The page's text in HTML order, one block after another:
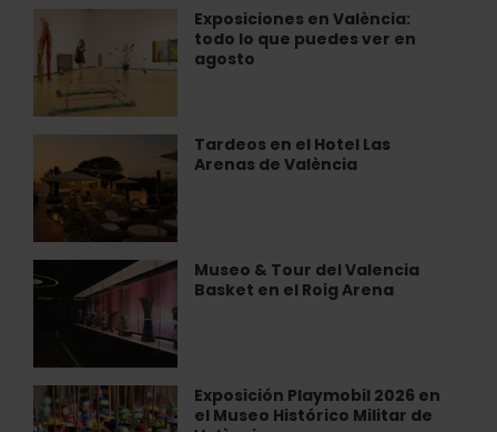
parque
acuático
WOW
Exposiciones en València:
todo lo que puedes ver en
agosto
Exposiciones
en
València:
todo
lo
que
puedes
ver
en
agosto
Tardeos en el Hotel Las
Arenas de València
en
el
Hotel
Las
Arenas
de
València
Museo & Tour del Valencia
Basket en el Roig Arena
Museo
&
Valencia
Basket
en
Exposición Playmobil 2026 en
el Museo Histórico Militar de
Exposición
Playmobil